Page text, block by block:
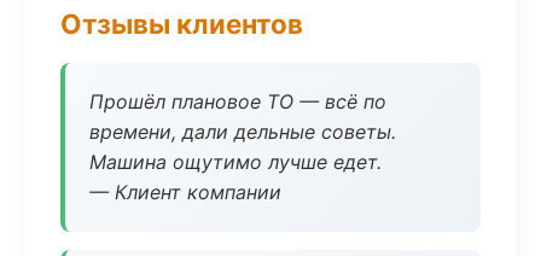
Отзывы клиентов
Прошёл плановое ТО — всё по
времени, дали дельные советы.
Машина ощутимо лучше едет.
— Клиент компании